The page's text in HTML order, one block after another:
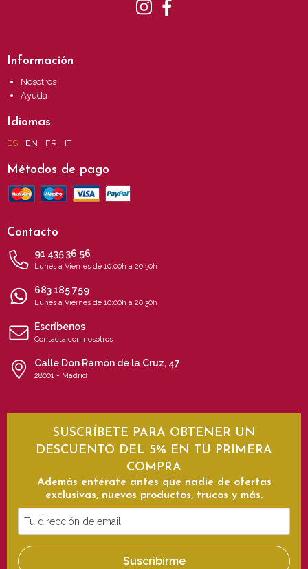
Información
Nosotros
Ayuda
Idiomas
ES EN FR IT
Métodos de pago
Contacto
91 435 36 56
Lunes a Viernes de 10:00h a 20:30h
683 185 759
Lunes a Viernes de 10:00h a 20:30h
Escríbenos
Contacta con nosotros
Calle Don Ramón de la Cruz, 47
28001 - Madrid
SUSCRÍBETE PARA OBTENER UN
DESCUENTO DEL 5% EN TU PRIMERA
COMPRA
Además entérate antes que nadie de ofertas
exclusivas, nuevos productos, trucos y más.
Tu
dirección
de
Suscribirme